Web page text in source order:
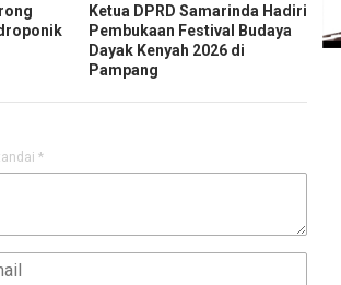
Ketua DPRD Samarinda Hadiri
Pembukaan Festival Budaya
Dayak Kenyah 2026 di
Pampang
*